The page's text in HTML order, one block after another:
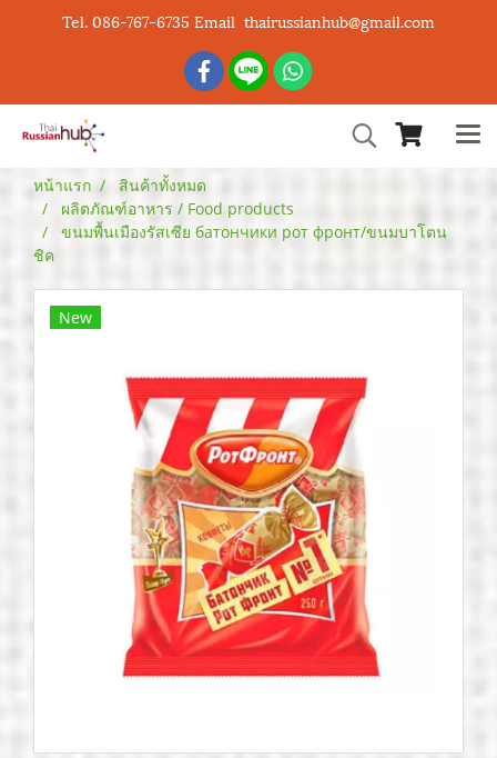
Tel. 086-767-6735 Email thairussianhub@gmail.com
หน้าแรก
สินค้าทั้งหมด
ผลิตภัณฑ์อาหาร / Food products
ขนมพื้นเมืองรัสเซีย батончики рот фронт/ขนมบาโตน
ชิค
New